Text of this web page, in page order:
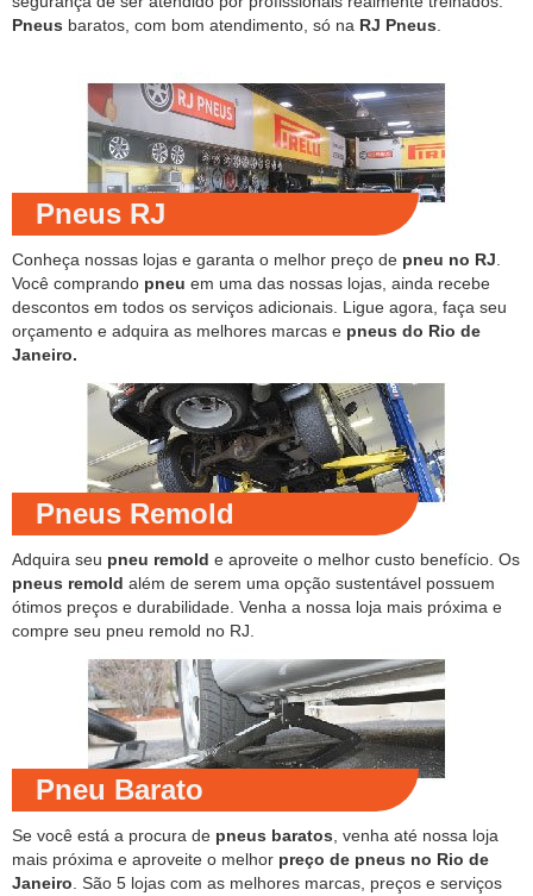
Pneus baratos, com bom atendimento, só na RJ Pneus
Pneus RJ
Conheça nossas lojas e garanta o melhor preço de pneu no RJ
Você comprando pneu em uma das nossas lojas, ainda recebe
descontos em todos os serviços adicionais. Ligue agora, faça seu
orçamento e adquira as melhores marcas e pneus do Rio de
Janeiro.
Pneus Remold
Adquira seu pneu remold e aproveite o melhor custo benefício. Os
pneus remold além de serem uma opção sustentável possuem
ótimos preços e durabilidade. Venha a nossa loja mais próxima e
compre seu pneu remold no RJ.
Pneu Barato
Se você está a procura de pneus baratos , venha até nossa loja
mais próxima e aproveite o melhor preço de pneus no Rio de
Janeiro . São 5 lojas com as melhores marcas, preços e serviços